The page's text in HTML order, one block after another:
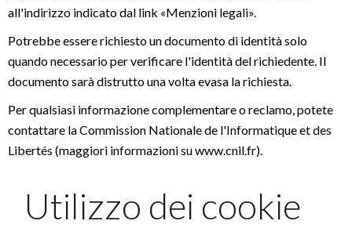
all'indirizzo indicato dal link «Menzioni legali».
Potrebbe essere richiesto un documento di identità solo
quando necessario per verificare l'identità del richiedente. Il
documento sarà distrutto una volta evasa la richiesta.
Per qualsiasi informazione complementare o reclamo, potete
contattare la Commission Nationale de l'Informatique et des
Libertés (maggiori informazioni su www.cnil.fr).
Utilizzo dei cookie